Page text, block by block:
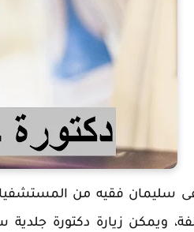
سليمان فقيه من المستشفيات
ويمكن زيارة دكتورة